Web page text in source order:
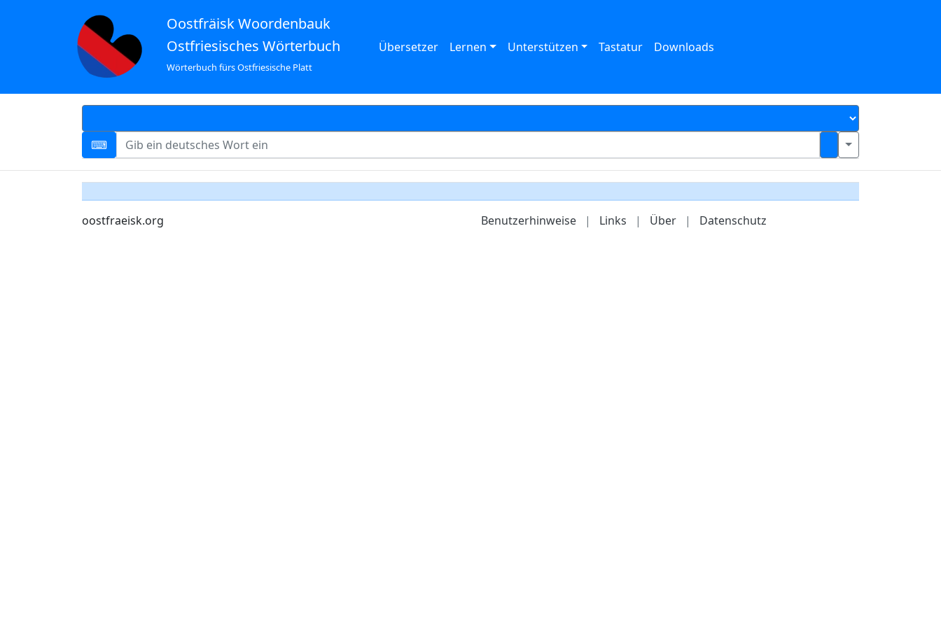
Oostfräisk Woordenbauk
Ostfriesisches Wörterbuch
Wörterbuch fürs Ostfriesische Platt
Übersetzer Lernen Unterstützen Tastatur Downloads
oostfraeisk.org Benutzerhinweise | Links | Über | Datenschutz